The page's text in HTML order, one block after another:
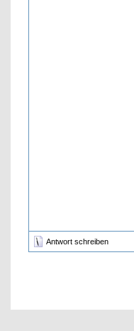
Antwort schreiben